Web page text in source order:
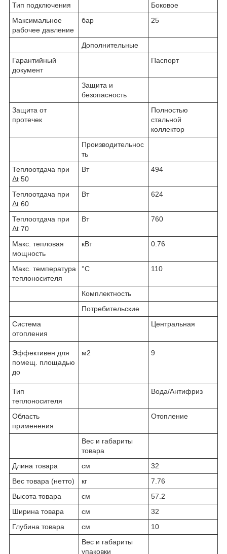
Тип подключения
Боковое
Максимальное
рабочее давление
бар 25
Дополнительные
Гарантийный
документ
Паспорт
Защита и
безопасность
Защита от
протечек
Полностью
стальной
коллектор
Производительнос
ть
Теплоотдача при
Δt 50
Вт 494
Теплоотдача при
Δt 60
Вт 624
Теплоотдача при
Δt 70
Вт 760
Макс. тепловая
мощность
кВт 0.76
Макс. температура
теплоносителя
°С 110
Комплектность
Потребительские
Система
отопления
Центральная
Эффективен для
помещ. площадью
до
м2 9
Тип
теплоносителя
Вода/Антифриз
Область
применения
Отопление
Вес и габариты
товара
Длина товара
см
32
Вес товара (нетто)
кг
7.76
Высота товара
см
57.2
Ширина товара
см
32
Глубина товара
см
10
Вес и габариты
упаковки